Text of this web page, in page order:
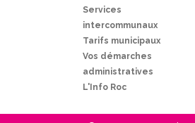
Services
intercommunaux
Tarifs municipaux
Vos démarches
administratives
L'Info Roc